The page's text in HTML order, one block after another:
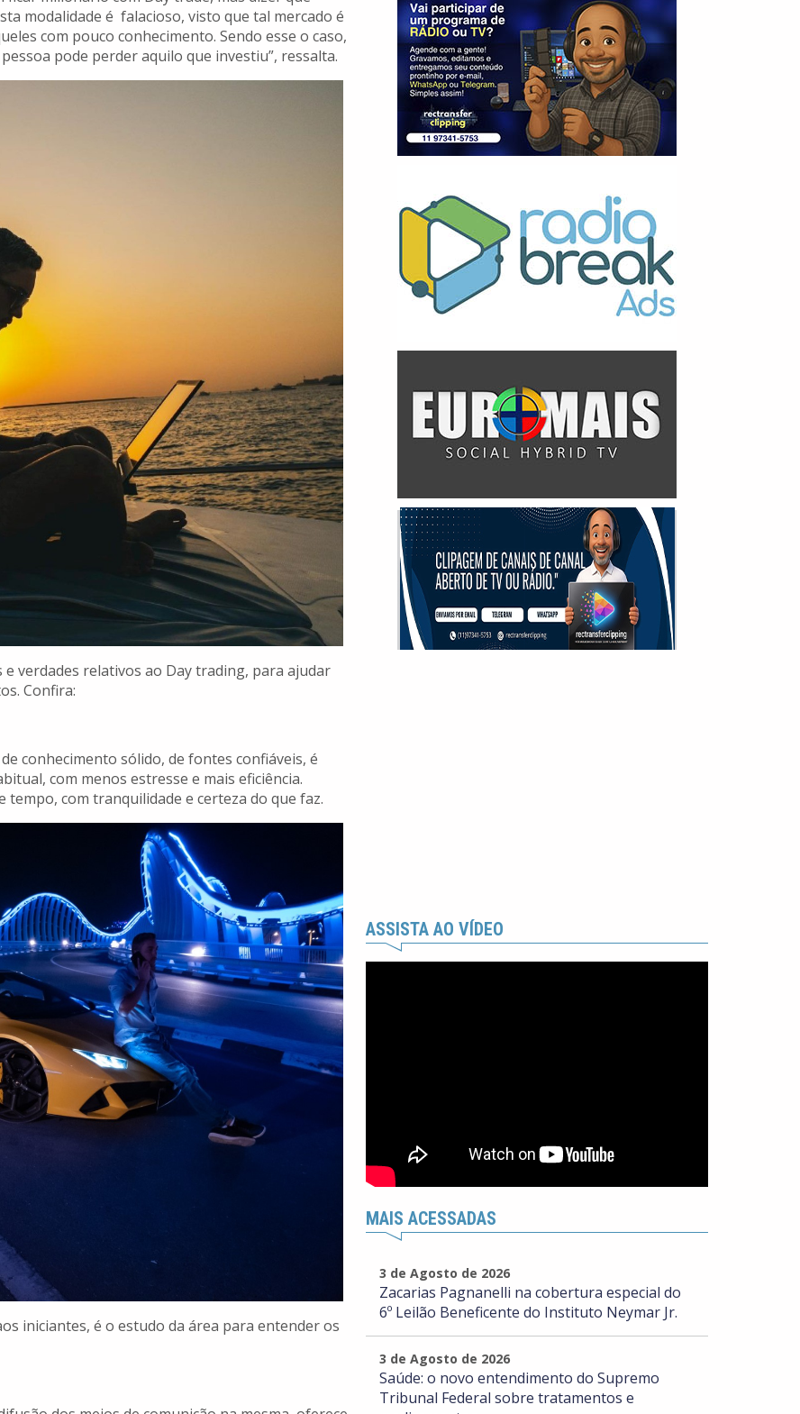
modalidade é falacioso, visto que tal mercado é
com pouco conhecimento. Sendo esse o caso,
pode perder aquilo que investiu”, ressalta.
verdades relativos ao Day trading, para ajudar
Confira:
conhecimento sólido, de fontes confiáveis, é
com menos estresse e mais eficiência.
com tranquilidade e certeza do que faz.
iniciantes, é o estudo da área para entender os
ASSISTA AO VÍDEO
MAIS ACESSADAS
3 de Agosto de 2026
Zacarias Pagnanelli na cobertura especial do
6º Leilão Beneficente do Instituto Neymar Jr.
3 de Agosto de 2026
Saúde: o novo entendimento do Supremo
Tribunal Federal sobre tratamentos e